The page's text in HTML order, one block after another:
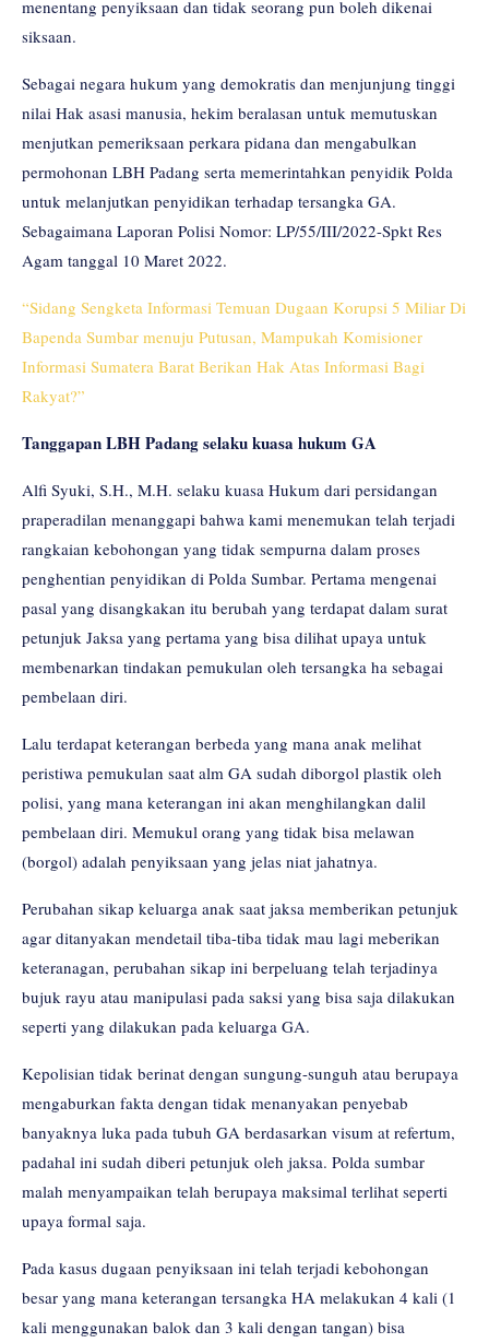
menentang penyiksaan dan tidak seorang pun boleh dikenai
siksaan.
Sebagai negara hukum yang demokratis dan menjunjung tinggi
nilai Hak asasi manusia, hekim beralasan untuk memutuskan
menjutkan pemeriksaan perkara pidana dan mengabulkan
permohonan LBH Padang serta memerintahkan penyidik Polda
untuk melanjutkan penyidikan terhadap tersangka GA.
Sebagaimana Laporan Polisi Nomor: LP/55/III/2022-Spkt Res
Agam tanggal 10 Maret 2022.
“Sidang Sengketa Informasi Temuan Dugaan Korupsi 5 Miliar Di
Bapenda Sumbar menuju Putusan, Mampukah Komisioner
Informasi Sumatera Barat Berikan Hak Atas Informasi Bagi
Rakyat?”
Tanggapan LBH Padang selaku kuasa hukum GA
Alfi Syuki, S.H., M.H. selaku kuasa Hukum dari persidangan
praperadilan menanggapi bahwa kami menemukan telah terjadi
rangkaian kebohongan yang tidak sempurna dalam proses
penghentian penyidikan di Polda Sumbar. Pertama mengenai
pasal yang disangkakan itu berubah yang terdapat dalam surat
petunjuk Jaksa yang pertama yang bisa dilihat upaya untuk
membenarkan tindakan pemukulan oleh tersangka ha sebagai
pembelaan diri.
Lalu terdapat keterangan berbeda yang mana anak melihat
peristiwa pemukulan saat alm GA sudah diborgol plastik oleh
polisi, yang mana keterangan ini akan menghilangkan dalil
pembelaan diri. Memukul orang yang tidak bisa melawan
(borgol) adalah penyiksaan yang jelas niat jahatnya.
Perubahan sikap keluarga anak saat jaksa memberikan petunjuk
agar ditanyakan mendetail tiba-tiba tidak mau lagi meberikan
keteranagan, perubahan sikap ini berpeluang telah terjadinya
bujuk rayu atau manipulasi pada saksi yang bisa saja dilakukan
seperti yang dilakukan pada keluarga GA.
Kepolisian tidak berinat dengan sungung-sunguh atau berupaya
mengaburkan fakta dengan tidak menanyakan penyebab
banyaknya luka pada tubuh GA berdasarkan visum at refertum,
padahal ini sudah diberi petunjuk oleh jaksa. Polda sumbar
malah menyampaikan telah berupaya maksimal terlihat seperti
upaya formal saja.
Pada kasus dugaan penyiksaan ini telah terjadi kebohongan
besar yang mana keterangan tersangka HA melakukan 4 kali (1
kali menggunakan balok dan 3 kali dengan tangan) bisa